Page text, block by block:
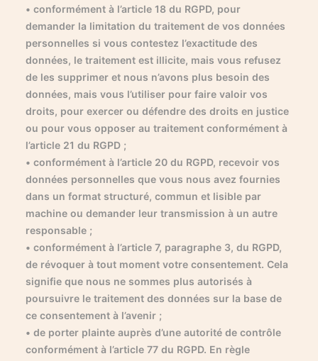
• conformément à l’article 18 du RGPD, pour
demander la limitation du traitement de vos données
personnelles si vous contestez l’exactitude des
données, le traitement est illicite, mais vous refusez
de les supprimer et nous n’avons plus besoin des
données, mais vous l’utiliser pour faire valoir vos
droits, pour exercer ou défendre des droits en justice
ou pour vous opposer au traitement conformément à
l’article 21 du RGPD ;
• conformément à l’article 20 du RGPD, recevoir vos
données personnelles que vous nous avez fournies
dans un format structuré, commun et lisible par
machine ou demander leur transmission à un autre
responsable ;
• conformément à l’article 7, paragraphe 3, du RGPD,
de révoquer à tout moment votre consentement. Cela
signifie que nous ne sommes plus autorisés à
poursuivre le traitement des données sur la base de
ce consentement à l’avenir ;
• de porter plainte auprès d’une autorité de contrôle
conformément à l’article 77 du RGPD. En règle